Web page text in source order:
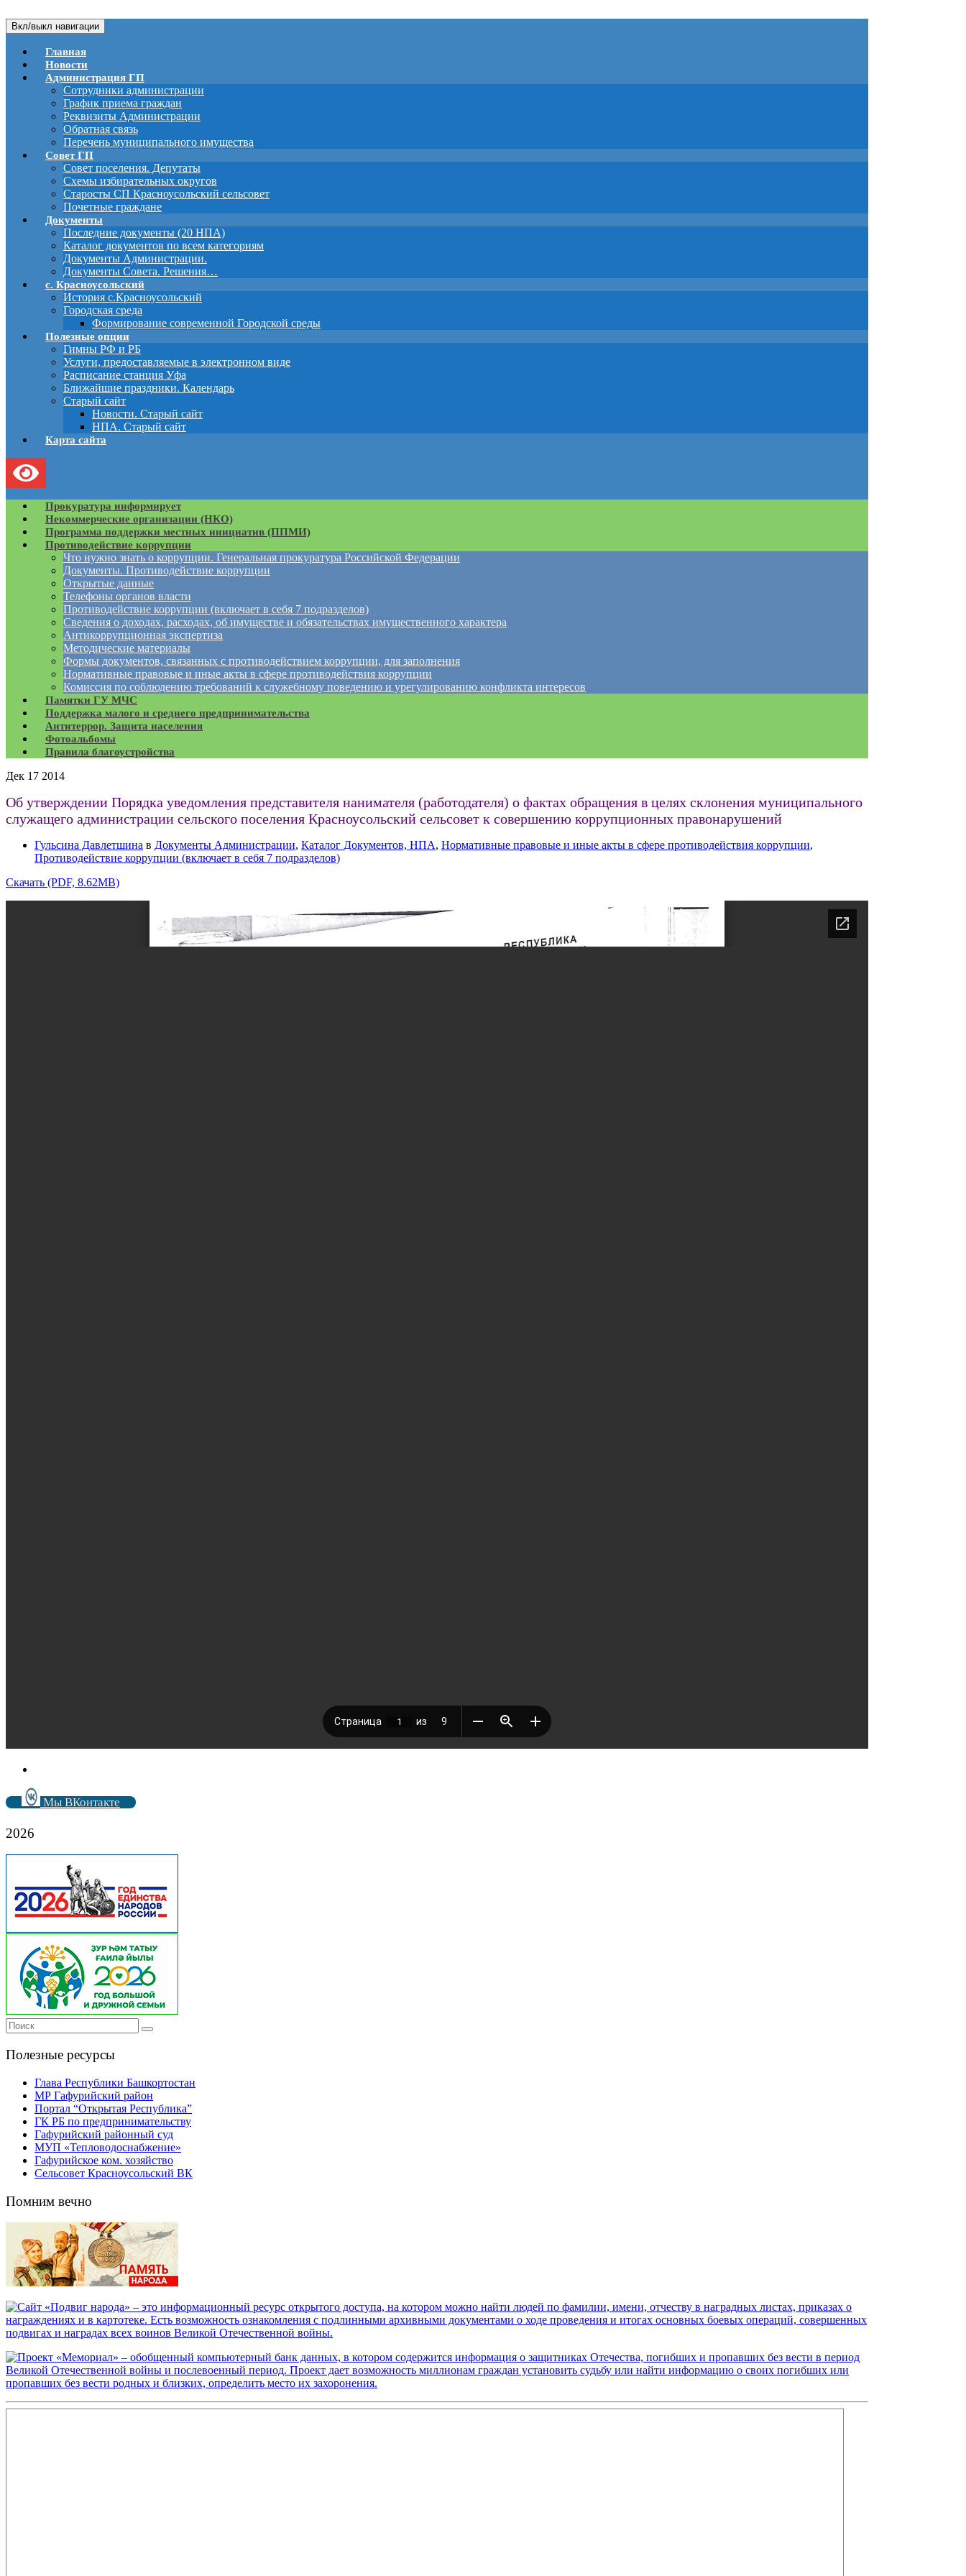
Вкл/выкл навигации
Главная
Новости
Администрация ГП
Сотрудники администрации
График приема граждан
Реквизиты Администрации
Обратная связь
Перечень муниципального имущества
Совет ГП
Совет поселения. Депутаты
Схемы избирательных округов
Старосты СП Красноусольский сельсовет
Почетные граждане
Документы
Последние документы (20 НПА)
Каталог документов по всем категориям
Документы Администрации.
Документы Совета. Решения…
с. Красноусольский
История с.Красноусольский
Городская среда
Формирование современной Городской среды
Полезные опции
Гимны РФ и РБ
Услуги, предоставляемые в электронном виде
Расписание станция Уфа
Ближайшие праздники. Календарь
Старый сайт
Новости. Старый сайт
НПА. Старый сайт
Карта сайта
Прокуратура информирует
Некоммерческие организации (НКО)
Программа поддержки местных инициатив (ППМИ)
Противодействие коррупции
Что нужно знать о коррупции. Генеральная прокуратура Российской Федерации
Документы. Противодействие коррупции
Открытые данные
Телефоны органов власти
Противодействие коррупции (включает в себя 7 подразделов)
Сведения о доходах, расходах, об имуществе и обязательствах имущественного характера
Антикоррупционная экспертиза
Методические материалы
Формы документов, связанных с противодействием коррупции, для заполнения
Нормативные правовые и иные акты в сфере противодействия коррупции
Комиссия по соблюдению требований к служебному поведению и урегулированию конфликта интересов
Памятки ГУ МЧС
Поддержка малого и среднего предпринимательства
Антитеррор. Защита населения
Фотоальбомы
Правила благоустройства
Дек 17 2014
Об утверждении Порядка уведомления представителя нанимателя (работодателя) о фактах обращения в целях склонения муниципального
служащего администрации сельского поселения Красноусольский сельсовет к совершению коррупционных правонарушений
Гульсина Давлетшина в Документы Администрации, Каталог Документов, НПА, Нормативные правовые и иные акты в сфере противодействия коррупции,
Противодействие коррупции (включает в себя 7 подразделов)
Скачать (PDF, 8.62MB)
Мы ВКонтакте
2026
Полезные ресурсы
Глава Республики Башкортостан
МР Гафурийский район
Портал “Открытая Республика”
ГК РБ по предпринимательству
Гафурийский районный суд
МУП «Тепловодоснабжение»
Гафурийское ком. хозяйство
Сельсовет Красноусольский ВК
Помним вечно